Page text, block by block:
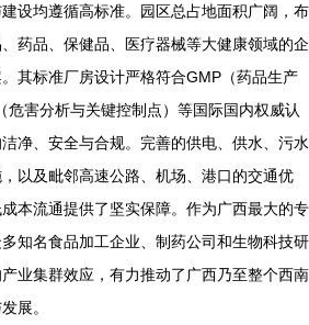
设均遵循高标准。园区总占地面积广阔，布
药品、保健品、医疗器械等大健康领域的企
其标准厂房设计严格符合GMP（药品生产
危害分析与关键控制点）等国际国内权威认
净、安全与合规。完善的供电、供水、污水
以及毗邻高速公路、机场、港口的交通优
本流通提供了坚实保障。作为广西最大的专
知名食品加工企业、制药公司和生物科技研
业集群效应，有力推动了广西乃至整个西南
展。